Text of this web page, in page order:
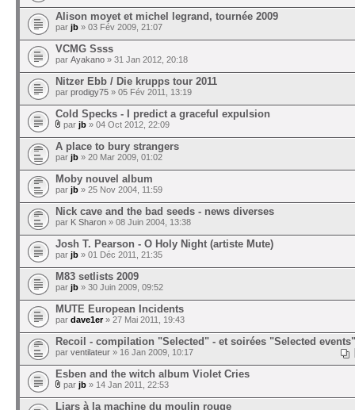
Alison moyet et michel legrand, tournée 2009
par jb » 03 Fév 2009, 21:07
VCMG Ssss
par Ayakano » 31 Jan 2012, 20:18
Nitzer Ebb / Die krupps tour 2011
par prodigy75 » 05 Fév 2011, 13:19
Cold Specks - I predict a graceful expulsion
par jb » 04 Oct 2012, 22:09
A place to bury strangers
par jb » 20 Mar 2009, 01:02
Moby nouvel album
par jb » 25 Nov 2004, 11:59
Nick cave and the bad seeds - news diverses
par K Sharon » 08 Juin 2004, 13:38
Josh T. Pearson - O Holy Night (artiste Mute)
par jb » 01 Déc 2011, 21:35
M83 setlists 2009
par jb » 30 Juin 2009, 09:52
MUTE European Incidents
par dave1er» 27 Mai 2011, 19:43
Recoil - compilation "Selected" - et soirées "Selected events"
par ventilateur » 16 Jan 2009, 10:17
Esben and the witch album Violet Cries
par jb » 14 Jan 2011, 22:53
Liars à la machine du moulin rouge